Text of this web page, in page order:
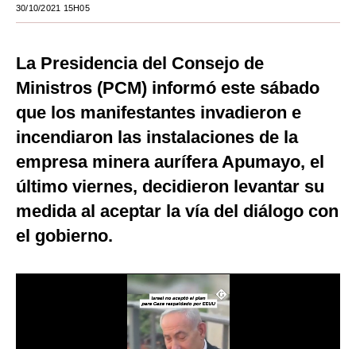
EEUU
México
España
Internacional
Tecnología
30/10/2021 15H05
La Presidencia del Consejo de
Ministros (PCM) informó este sábado
que los manifestantes invadieron e
incendiaron las instalaciones de la
empresa minera aurífera Apumayo, el
último viernes, decidieron levantar su
medida al aceptar la vía del diálogo con
el gobierno.